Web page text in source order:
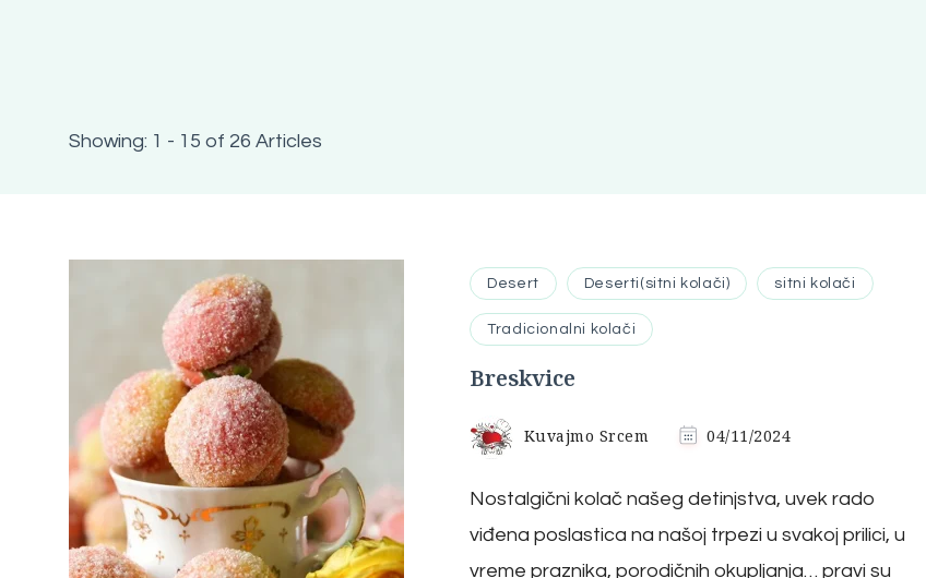
Showing: 1 - 15 of 26 Articles
Desert Deserti(sitni kolači) sitni kolači
Tradicionalni kolači
Breskvice
Kuvajmo Srcem 04/11/2024
Nostalgični kolač našeg detinjstva, uvek rado
viđena poslastica na našoj trpezi u svakoj prilici, u
vreme praznika, porodičnih okupljanja… pravi su